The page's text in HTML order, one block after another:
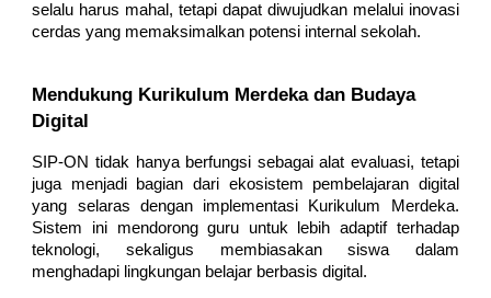
selalu harus mahal, tetapi dapat diwujudkan melalui inovasi
cerdas yang memaksimalkan potensi internal sekolah.
Mendukung Kurikulum Merdeka dan Budaya
Digital
SIP-ON tidak hanya berfungsi sebagai alat evaluasi, tetapi
juga menjadi bagian dari ekosistem pembelajaran digital
yang selaras dengan implementasi Kurikulum Merdeka.
Sistem ini mendorong guru untuk lebih adaptif terhadap
teknologi, sekaligus membiasakan siswa dalam
menghadapi lingkungan belajar berbasis digital.